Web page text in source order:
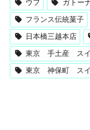
ウフ ガトー
フランス伝統菓子
日本橋三越本店
東京 手土産 ス
東京 神保町 ス